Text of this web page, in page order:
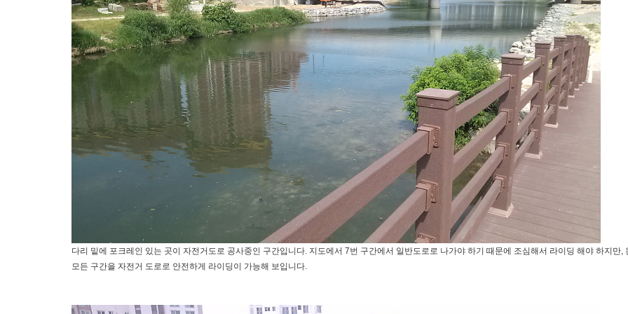
다리 밑에 포크레인 있는 곳이 자전거도로 공사중인 구간입니다. 지도에서 7번 구간에서 일반도로로 나가야 하기 때문에 조심해서 라이딩 해야 하지만,
모든 구간을 자전거 도로로 안전하게 라이딩이 가능해 보입니다.